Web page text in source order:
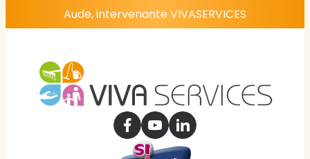
Aude, intervenante VIVASERVICES